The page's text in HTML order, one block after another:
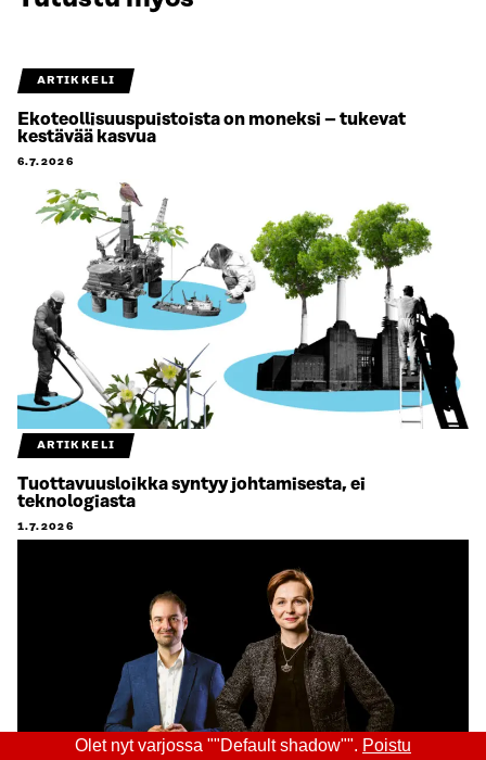
ARTIKKELI
Ekoteollisuuspuistoista on moneksi – tukevat
kestävää kasvua
6.7.2026
ARTIKKELI
Tuottavuusloikka syntyy johtamisesta, ei
teknologiasta
1.7.2026
Olet nyt varjossa ""Default shadow"". Poistu